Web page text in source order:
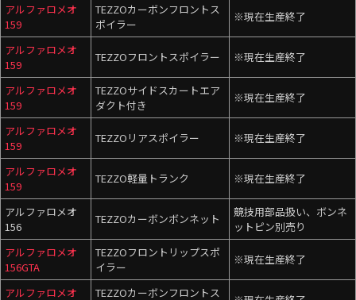
アルファロメオ
159
TEZZOカーボンフロントス
ポイラー
※現在生産終了
アルファロメオ
159
TEZZOフロントスポイラー ※現在生産終了
アルファロメオ
159
TEZZOサイドスカートエア
ダクト付き
※現在生産終了
アルファロメオ
159
TEZZOリアスポイラー ※現在生産終了
アルファロメオ
159
TEZZO軽量トランク ※現在生産終了
アルファロメオ
156
TEZZOカーボンボンネット
競技用部品扱い、ボンネ
ットピン別売り
アルファロメオ
156GTA
TEZZOフロントリップスポ
イラー
※現在生産終了
アルファロメオ
TEZZOカーボンフロントス